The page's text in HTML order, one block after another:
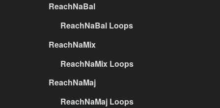
ReachNaBal
ReachNaBal Loops
ReachNaMix
ReachNaMix Loops
ReachNaMaj
ReachNaMaj Loops